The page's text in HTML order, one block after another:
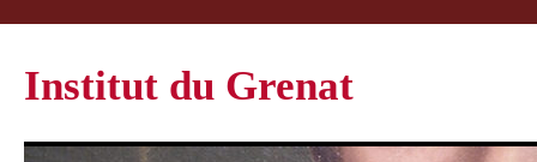
Institut du Grenat